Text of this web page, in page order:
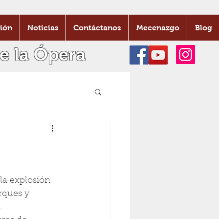
Blog
Mecenazgo
Contáctanos
Noticias
la Ópera
explosión
y